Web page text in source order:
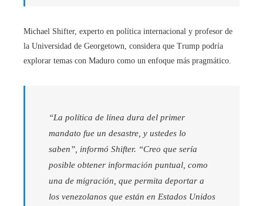
Michael Shifter, experto en política internacional y profesor de
la Universidad de Georgetown, considera que Trump podría
explorar temas con Maduro como un enfoque más pragmático.
“La política de línea dura del primer
mandato fue un desastre, y ustedes lo
saben”, informó Shifter. “Creo que sería
posible obtener información puntual, como
una de migración, que permita deportar a
los venezolanos que están en Estados Unidos